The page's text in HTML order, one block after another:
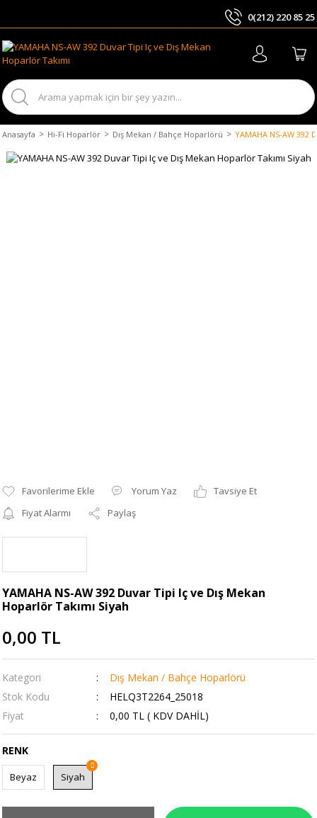
0(212) 220 85 25
Anasayfa Hi-Fi Hoparlör Dış Mekan / Bahçe Hoparlörü YAMAHA NS-AW 392
Yorum Yaz
Tavsiye Et
Fiyat Alarmı
Paylaş
YAMAHA NS-AW 392 Duvar Tipi Iç ve Dış Mekan
Hoparlör Takımı Siyah
0,00 TL
Kategori
Dış Mekan / Bahçe Hoparlörü
Stok Kodu
HELQ3T2264_25018
Fiyat
0,00 TL ( KDV DAHİL)
RENK
Beyaz Siyah